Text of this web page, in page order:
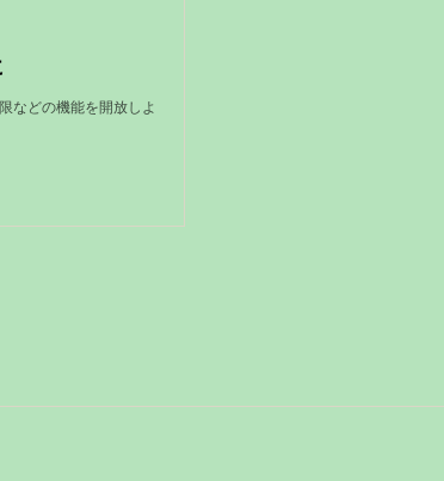
などの機能を開放しよ